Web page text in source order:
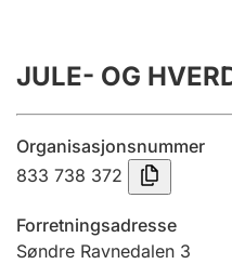
Årsrekneskap
Innsending og
JULE- OG
Organisasjonsnummer
833 738 372
Forretningsadresse
Søndre Ravnedalen 3